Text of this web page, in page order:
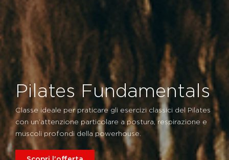
Pilates Fundamentals
Classe ideale per praticare gli esercizi classici del Pilates
con un’attenzione particolare a postura, respirazione e
muscoli profondi della powerhouse.